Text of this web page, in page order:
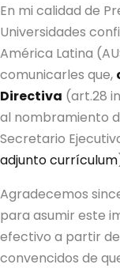
En mi calidad de
Universidades
América Latina
comunicarles que,
Directiva (art.28
al nombramiento
Secretario
adjunto currículum
Agradecemos
para asumir este
efectivo a partir
convencidos de